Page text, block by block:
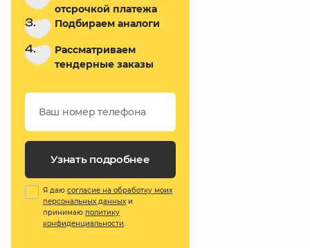
отсрочкой платежа
3. Подбираем аналоги
4.
Рассматриваем
тендерные заказы
Узнать подробнее
Я даю согласие на обработку моих
персональных данных и
принимаю политику
конфиденциальности.